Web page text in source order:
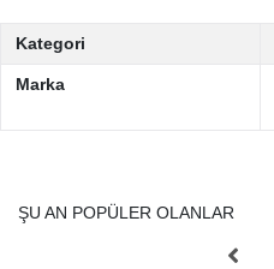
Kategori
Marka
ŞU AN POPÜLER OLANLAR